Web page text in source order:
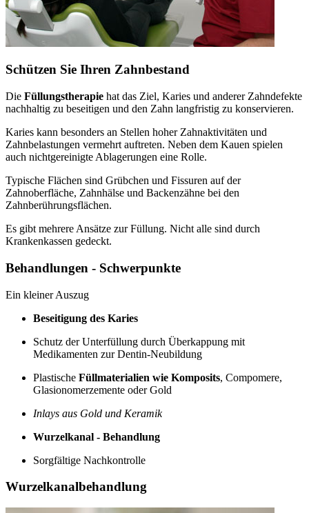
Schützen Sie Ihren Zahnbestand
Die Füllungstherapie hat das Ziel, Karies und anderer Zahndefekte
nachhaltig zu beseitigen und den Zahn langfristig zu konservieren.
Karies kann besonders an Stellen hoher Zahnaktivitäten und
Zahnbelastungen vermehrt auftreten. Neben dem Kauen spielen
auch nichtgereinigte Ablagerungen eine Rolle.
Typische Flächen sind Grübchen und Fissuren auf der
Zahnoberfläche, Zahnhälse und Backenzähne bei den
Zahnberührungsflächen.
Es gibt mehrere Ansätze zur Füllung. Nicht alle sind durch
Krankenkassen gedeckt.
Behandlungen - Schwerpunkte
Ein kleiner Auszug
Beseitigung des Karies
Schutz der Unterfüllung durch Überkappung mit
Medikamenten zur Dentin-Neubildung
Plastische Füllmaterialien wie Komposits, Compomere,
Glasionomerzemente oder Gold
Inlays aus Gold und Keramik
Wurzelkanal - Behandlung
Sorgfältige Nachkontrolle
Wurzelkanalbehandlung